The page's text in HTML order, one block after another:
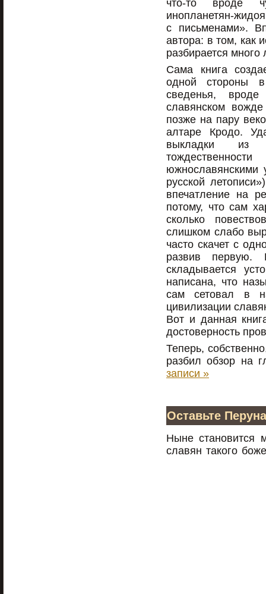
что-то вроде
инопланетян-
с письменами».
автора: в том, как
разбирается
Сама книга
одной стороны
сведенья,
славянском
позже на пару
алтаре Кродо.
выкладки из
южнославянскими
русской
впечатление на
потому, что сам
сколько
слишком слабо
часто скачет с
развив первую.
складывается
написана, что
сам сетовал в
цивилизации
Вот и данная
достоверность
Теперь,
разбил обзор на
записи »
Оставьте
Ныне становится
славян такого